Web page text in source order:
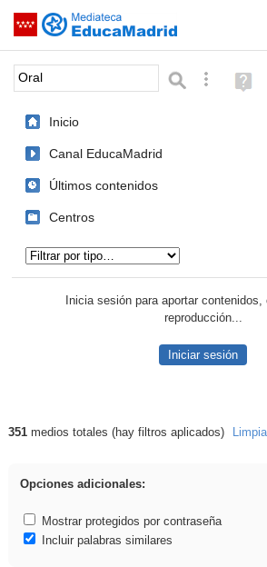
Saltar navegación
Palabra o frase: BúsquedaAyuda
(en
Inicio
Canal EducaMadrid
Últimos contenidos
Centros
Inicia sesión para aportar
reproducción...
Iniciar sesión
Resultados de: Oral
351medios totales (hay filtros aplicados)
Opciones adicionales:
Mostrar protegidos por contraseña
Incluir palabras similares